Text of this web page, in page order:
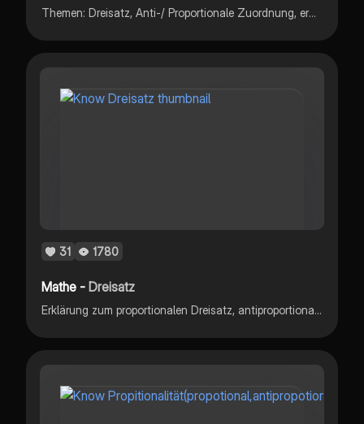
Themen: Dreisatz, Anti-/ Proportionale Zuordnung, erweiterter Dreisatz, Verteilungsrechnung
31 1780
Mathe -Dreisatz
Erklärung zum proportionalen Dreisatz, antiproportionalen Dreisatz und dem zusammengesetzten Dreisatz mit jeweils einem Beispiel.